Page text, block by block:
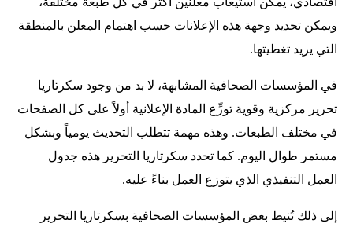
ويمكن تحديد وجهة هذه الإعلانات حسب اهتمام المعلن بالمنطقة
التي يريد تغطيتها.
في المؤسسات الصحافية المشابهة، لا بد من وجود سكرتاريا
تحرير مركزية وقوية توزِّع المادة الإعلانية أولاً على كل الصفحات
في مختلف الطبعات. وهذه مهمة تتطلب التحديث يومياً وبشكل
مستمر طوال اليوم. كما تحدد سكرتاريا التحرير هذه جدول
العمل التنفيذي الذي يتوزع العمل بناءً عليه.
إلى ذلك تُنيط بعض المؤسسات الصحافية بسكرتاريا التحرير